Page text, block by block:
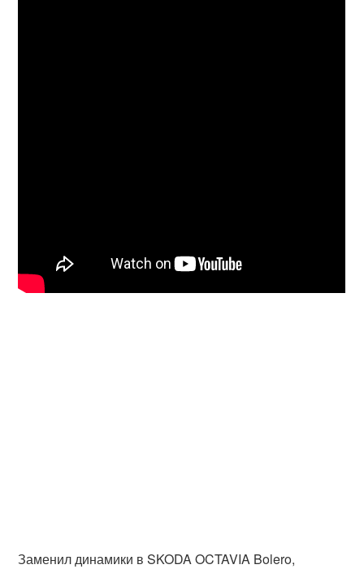
Заменил динамики в SKODA OCTAVIA Bolero,